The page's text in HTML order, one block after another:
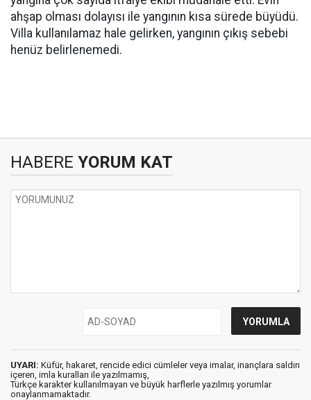
ahşap olması dolayısı ile yangının kısa sürede büyüdü.
Villa kullanılamaz hale gelirken, yangının çıkış sebebi
henüz belirlenemedi.
HABERE YORUM KAT
UYARI: Küfür, hakaret, rencide edici cümleler veya imalar, inançlara saldırı
içeren, imla kuralları ile yazılmamış,
Türkçe karakter kullanılmayan ve büyük harflerle yazılmış yorumlar
onaylanmamaktadır.